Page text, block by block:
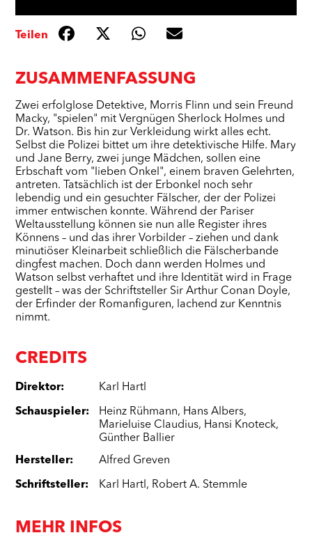
ZUSAMMENFASSUNG
Zwei erfolglose Detektive, Morris Flinn und sein Freund
Macky, "spielen" mit Vergnügen Sherlock Holmes und
Dr. Watson. Bis hin zur Verkleidung wirkt alles echt.
Selbst die Polizei bittet um ihre detektivische Hilfe. Mary
und Jane Berry, zwei junge Mädchen, sollen eine
Erbschaft vom "lieben Onkel", einem braven Gelehrten,
antreten. Tatsächlich ist der Erbonkel noch sehr
lebendig und ein gesuchter Fälscher, der der Polizei
immer entwischen konnte. Während der Pariser
Weltausstellung können sie nun alle Register ihres
Könnens – und das ihrer Vorbilder – ziehen und dank
minutiöser Kleinarbeit schließlich die Fälscherbande
dingfest machen. Doch dann werden Holmes und
Watson selbst verhaftet und ihre Identität wird in Frage
gestellt – was der Schriftsteller Sir Arthur Conan Doyle,
der Erfinder der Romanfiguren, lachend zur Kenntnis
nimmt.
CREDITS
Direktor: Karl Hartl
Schauspieler: Heinz Rühmann, Hans Albers,
Marieluise Claudius, Hansi Knoteck,
Günther Ballier
Hersteller: Alfred Greven
Schriftsteller: Karl Hartl, Robert A. Stemmle
MEHR INFOS
Teilen